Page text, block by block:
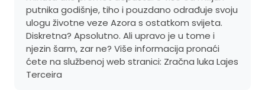
putnika godišnje, tiho i pouzdano odrađuje svoju
ulogu životne veze Azora s ostatkom svijeta.
Diskretna? Apsolutno. Ali upravo je u tome i
njezin šarm, zar ne? Više informacija pronaći
ćete na službenoj web stranici: Zračna luka Lajes
Terceira